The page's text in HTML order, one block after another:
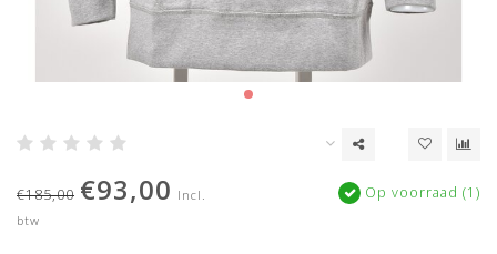
€185,00 €93,00 Incl.
btw
Op voorraad (1)